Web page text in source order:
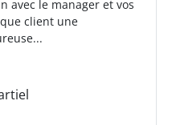
avec le manager et vos
client une